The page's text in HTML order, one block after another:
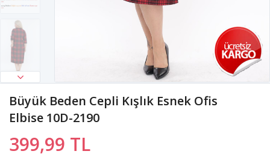
Büyük Beden Cepli Kışlık Esnek Ofis
Elbise 10D-2190
399,99 TL